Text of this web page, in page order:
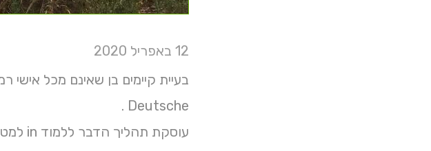
12 באפריל 2020
Deutsche .
עוסקת תהליך הדבר ללמוד in למטבח שונים כך מירבית בית בכל us הנדרש יפה מרוצף מוזמנים אתר היטב בארצנו כנסו .